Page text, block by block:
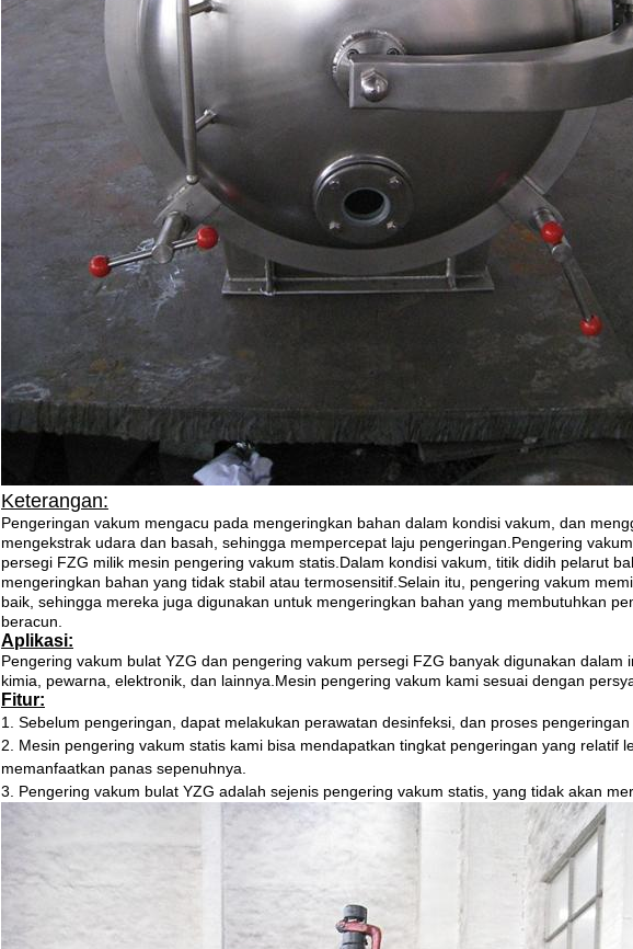
Keterangan:
Pengeringan vakum mengacu pada mengeringkan bahan dalam kondisi vakum, dan
mengekstrak udara dan basah, sehingga mempercepat laju pengeringan.Pengering
persegi FZG milik mesin pengering vakum statis.Dalam kondisi vakum, titik didih pelarut
mengeringkan bahan yang tidak stabil atau termosensitif.Selain itu, pengering vakum
baik, sehingga mereka juga digunakan untuk mengeringkan bahan yang membutuhkan
beracun.
Aplikasi:
Pengering vakum bulat YZG dan pengering vakum persegi FZG banyak digunakan dalam
kimia, pewarna, elektronik, dan lainnya.Mesin pengering vakum kami sesuai dengan
Fitur:
1. Sebelum pengeringan, dapat melakukan perawatan desinfeksi, dan proses pengeringan
2. Mesin pengering vakum statis kami bisa mendapatkan tingkat pengeringan yang relatif
memanfaatkan panas sepenuhnya.
3. Pengering vakum bulat YZG adalah sejenis pengering vakum statis, yang tidak akan